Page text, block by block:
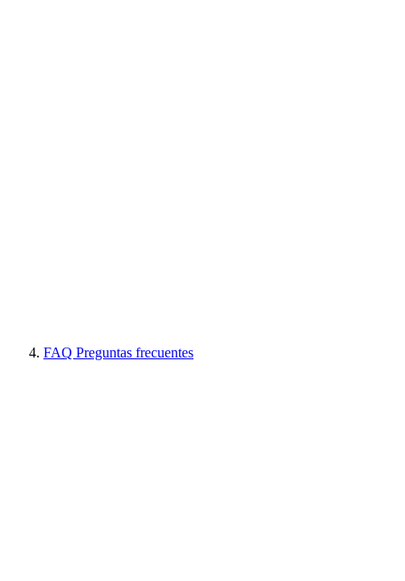
FAQ Preguntas frecuentes